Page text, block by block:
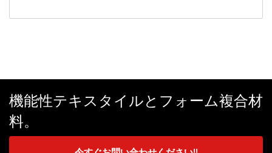
機能性テキスタイルとフォーム複合材
料。